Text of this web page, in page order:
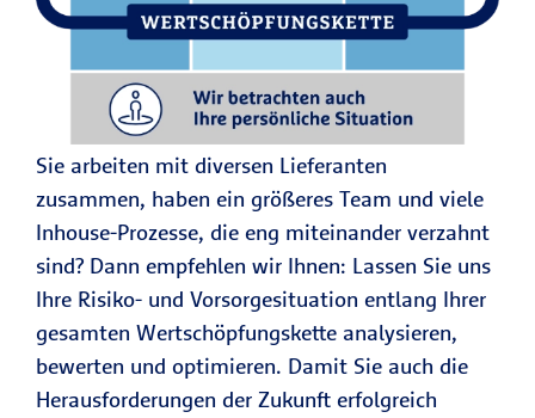
Sie arbeiten mit diversen Lieferanten
zusammen, haben ein größeres Team und viele
Inhouse-Prozesse, die eng miteinander verzahnt
sind? Dann empfehlen wir Ihnen: Lassen Sie uns
Ihre Risiko- und Vorsorgesituation entlang Ihrer
gesamten Wertschöpfungskette analysieren,
bewerten und optimieren. Damit Sie auch die
Herausforderungen der Zukunft erfolgreich